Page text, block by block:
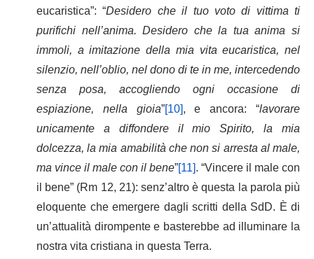
eucaristica”: “Desidero che il tuo voto di vittima ti
purifichi nell’anima. Desidero che la tua anima si
immoli, a imitazione della mia vita eucaristica, nel
silenzio, nell’oblio, nel dono di te in me, intercedendo
senza posa, accogliendo ogni occasione di
espiazione, nella gioia”[10], e ancora: “lavorare
unicamente a diffondere il mio Spirito, la mia
dolcezza, la mia amabilità che non si arresta al male,
ma vince il male con il bene”[11]. “Vincere il male con
il bene” (Rm 12, 21): senz’altro è questa la parola più
eloquente che emergere dagli scritti della SdD. È di
un’attualità dirompente e basterebbe ad illuminare la
nostra vita cristiana in questa Terra.